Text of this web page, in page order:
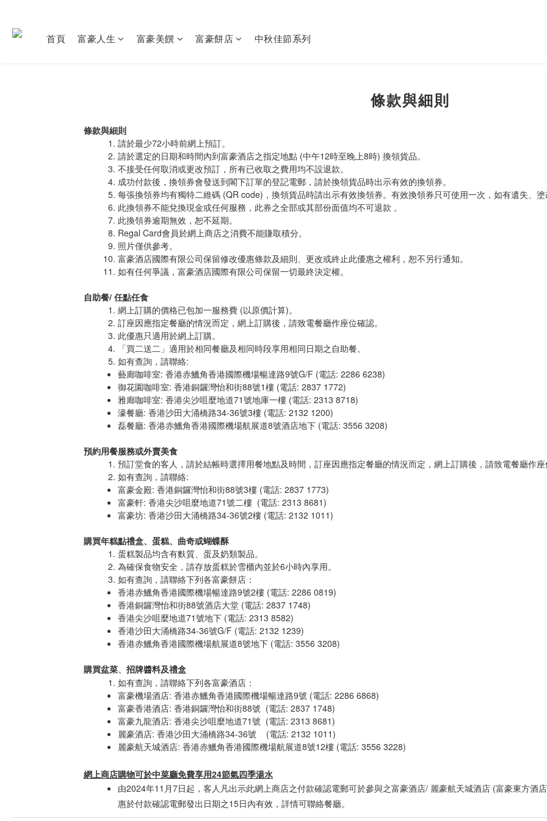
首頁 富豪人生 富豪美饌 富豪餅店 中秋佳節系列
條款與細則
條款與細則
請於最少72小時前網上預訂。
請於選定的日期和時間內到富豪酒店之指定地點 (中午12時至晚上8時) 換領貨品。
不接受任何取消或更改預訂，所有已收取之費用均不設退款。
成功付款後，換領券會發送到閣下訂單的登記電郵，請於換領貨品時出示有效的換領券。
每張換領券均有獨特二維碼 (QR code)，換領貨品時請出示有效換領券。有效換領券只可使用一次，如有遺失、
此換領券不能兌換現金或任何服務，此券之全部或其部份面值均不可退款 。
此換領券逾期無效，恕不延期。
Regal Card會員於網上商店之消費不能賺取積分。
照片僅供參考。
富豪酒店國際有限公司保留修改優惠條款及細則、更改或終止此優惠之權利，恕不另行通知。
如有任何爭議，富豪酒店國際有限公司保留一切最終決定權。
自助餐/ 任點任食
網上訂購的價格已包加一服務費 (以原價計算)。
訂座因應指定餐廳的情況而定，網上訂購後，請致電餐廳作座位確認。
此優惠只適用於網上訂購。
「買二送二」適用於相同餐廳及相同時段享用相同日期之自助餐。
如有查詢，請聯絡:
藝廊咖啡室: 香港赤鱲角香港國際機場暢達路9號G/F (電話: 2286 6238)
御花園咖啡室: 香港銅鑼灣怡和街88號1樓 (電話: 2837 1772)
雅廊咖啡室: 香港尖沙咀麼地道71號地庫一樓 (電話: 2313 8718)
濠餐廳: 香港沙田大涌橋路34-36號3樓 (電話: 2132 1200)
磊餐廳: 香港赤鱲角香港國際機場航展道8號酒店地下 (電話: 3556 3208)
預約用餐服務或外賣美食
預訂堂食的客人，請於結帳時選擇用餐地點及時間，訂座因應指定餐廳的情況而定，網上訂購後，請致電餐廳作
如有查詢，請聯絡:
富豪金殿: 香港銅鑼灣怡和街88號3樓 (電話: 2837 1773)
富豪軒: 香港尖沙咀麼地道71號二樓 (電話: 2313 8681)
富豪坊: 香港沙田大涌橋路34-36號2樓 (電話: 2132 1011)
購買年糕點禮盒、蛋糕、曲奇或蝴蝶酥
蛋糕製品均含有麩質、蛋及奶類製品。
為確保食物安全，請存放蛋糕於雪櫃內並於6小時內享用。
如有查詢，請聯絡下列各富豪餅店：
香港赤鱲角香港國際機場暢達路9號2樓 (電話: 2286 0819)
香港銅鑼灣怡和街88號酒店大堂 (電話: 2837 1748)
香港尖沙咀麼地道71號地下 (電話: 2313 8582)
香港沙田大涌橋路34-36號G/F (電話: 2132 1239)
香港赤鱲角香港國際機場航展道8號地下 (電話: 3556 3208)
購買盆菜、 招牌醬料及禮盒
如有查詢，請聯絡下列各富豪酒店：
富豪機場酒店: 香港赤鱲角香港國際機場暢達路9號 (電話: 2286 6868)
富豪香港酒店: 香港銅鑼灣怡和街88號 (電話: 2837 1748)
富豪九龍酒店: 香港尖沙咀麼地道71號 (電話: 2313 8681)
麗豪酒店: 香港沙田大涌橋路34-36號 (電話: 2132 1011)
麗豪航天城酒店: 香港赤鱲角香港國際機場航展道8號12樓 (電話: 3556 3228)
網上商店購物可於中菜廳免費享用24節氣四季湯水
由2024年11月7日起，客人凡出示此網上商店之付款確認電郵可於參與之富豪酒店/ 麗豪航天城酒店 (富豪東方酒
惠於付款確認電郵發出日期之15日內有效，詳情可聯絡餐廳。